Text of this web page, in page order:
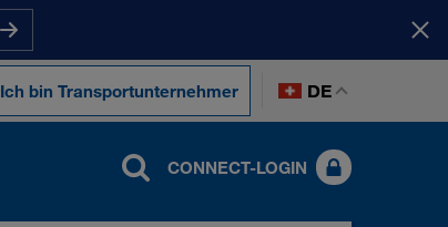
Ich bin Transportunternehmer DE
CONNECT-LOGIN